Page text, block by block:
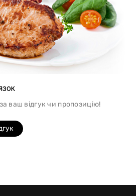
ваш відгук чи пропозицію!